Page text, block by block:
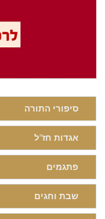
סיפורי התורה
אגדות חז"ל
פתגמים
שבת וחגים